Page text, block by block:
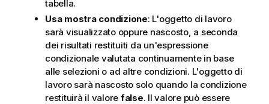
tabella.
Usa mostra condizione: L'oggetto di lavoro
sarà visualizzato oppure nascosto, a seconda
dei risultati restituiti da un'espressione
condizionale valutata continuamente in base
alle selezioni o ad altre condizioni. L'oggetto di
lavoro sarà nascosto solo quando la condizione
restituirà il valore false. Il valore può essere